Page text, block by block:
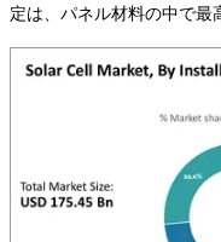
定は、パネル材料の中で最